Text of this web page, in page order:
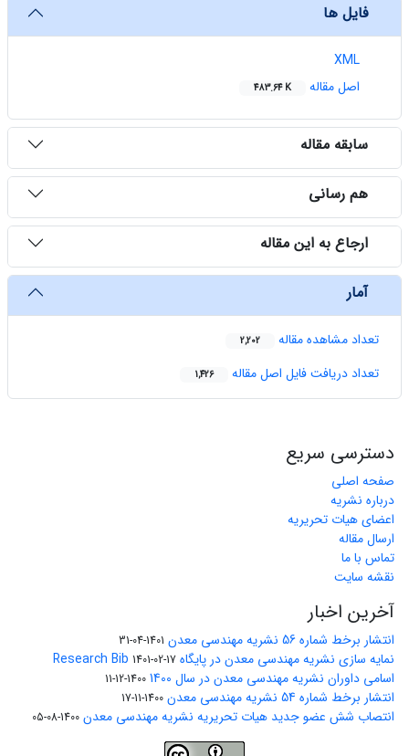
فایل ها
XML
اصل مقاله
483.64 K
سابقه مقاله
هم رسانی
ارجاع به این مقاله
آمار
تعداد مشاهده مقاله 2,202
تعداد دریافت فایل اصل مقاله 1,426
دسترسی سریع
صفحه اصلی
درباره نشریه
اعضای هیات تحریریه
ارسال مقاله
تماس با ما
نقشه سایت
آخرین اخبار
انتشار برخط شماره 56 نشریه مهندسی معدن 1401-04-31
نمایه سازی نشریه مهندسی معدن در پایگاه Research Bib 1401-02-17
اسامی داوران نشریه مهندسی معدن در سال 1400 1400-12-11
انتشار برخط شماره 54 نشریه مهندسی معدن 1400-11-17
انتصاب شش عضو جدید هیات تحریریه نشریه مهندسی معدن 1400-08-05